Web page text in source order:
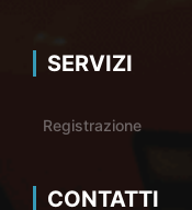
SERVIZI
Registrazione
CONTATTI